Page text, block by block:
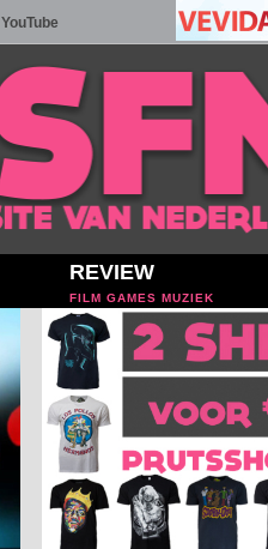
YouTube
REVIEW
FILM GAMES MUZIEK